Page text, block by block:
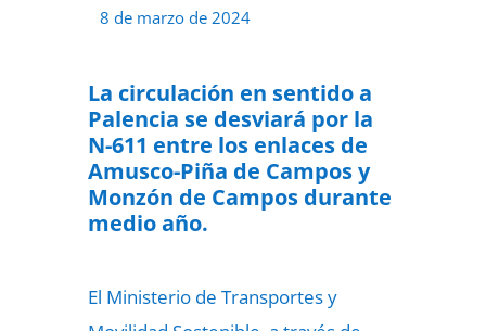
8 de marzo de 2024
La circulación en sentido a
Palencia se desviará por la
N-611 entre los enlaces de
Amusco-Piña de Campos y
Monzón de Campos durante
medio año.
El Ministerio de Transportes y